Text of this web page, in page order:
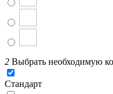
2 Выбрать необходимую
Стандарт